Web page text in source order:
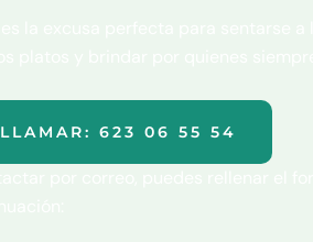
LLAMAR: 623 06 55 54